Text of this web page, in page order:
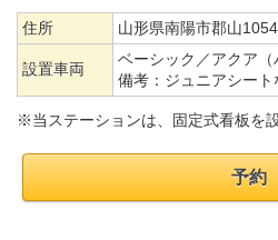
住所 山形県南陽市郡山1054
設置車両
ベーシック／アクア（
備考： ジュニアシート
※当ステーションは、固定式看板を
予約